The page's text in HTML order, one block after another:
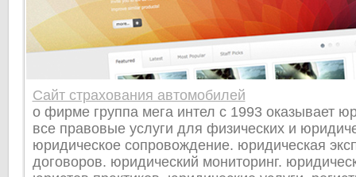
Сайт страхования автомобилей
о фирме группа мега интел с 1993 оказывает
все правовые услуги для физических и
юридическое сопровождение. юридическая
договоров. юридический мониторинг.